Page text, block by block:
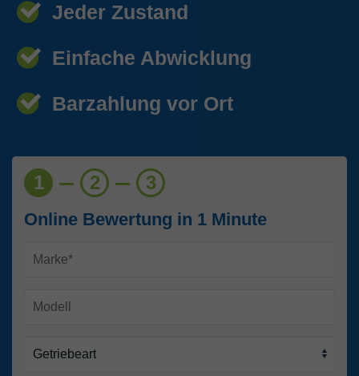
Jeder Zustand
Einfache Abwicklung
Barzahlung vor Ort
1 2 3
Online Bewertung in 1 Minute